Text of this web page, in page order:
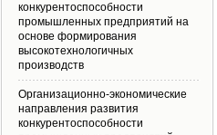
конкурентоспособности
промышленных предприятий на
основе формирования
высокотехнологичных
производств
Организационно-экономические
направления развития
конкурентоспособности